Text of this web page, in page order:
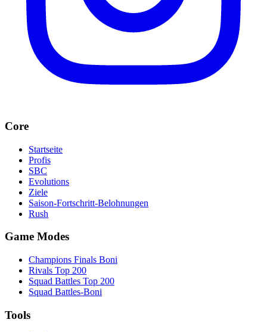
Core
Startseite
Profis
SBC
Evolutions
Ziele
Saison-Fortschritt-Belohnungen
Rush
Game Modes
Champions Finals Boni
Rivals Top 200
Squad Battles Top 200
Squad Battles-Boni
Tools